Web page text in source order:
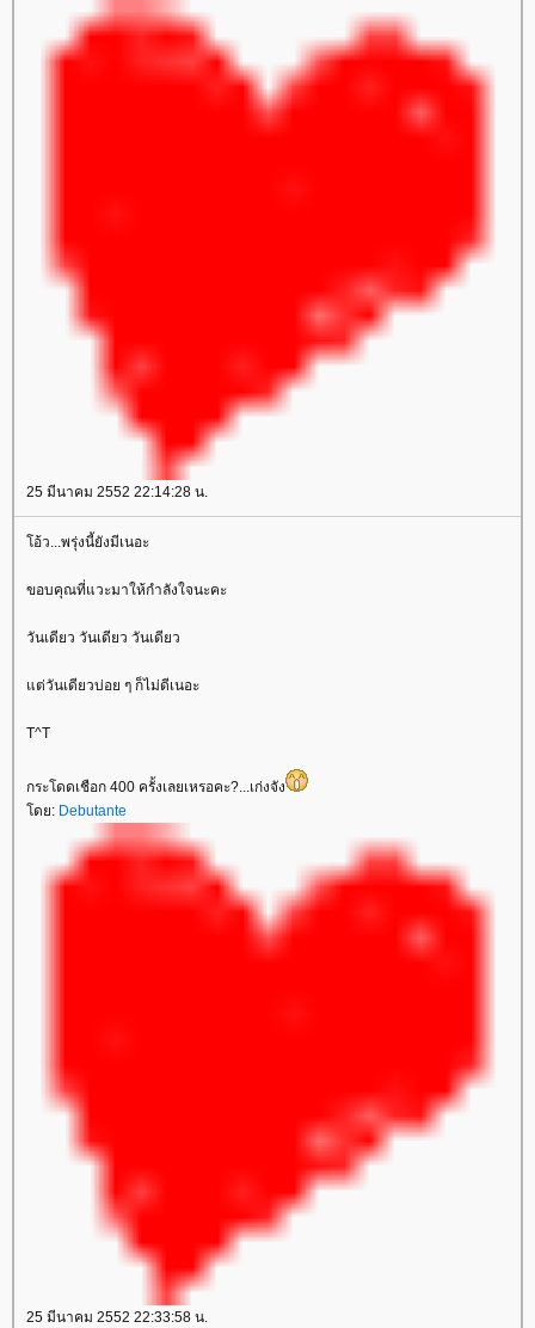
25 มีนาคม 2552 22:14:28 น.
อ้ว...พรุ่งนี้ยังมีเนอะ
ขอบคุณที่แวะมาให้กำลังใจนะคะ
วันเดียว วันเดียว วันเดียว
ต่วันเดียวบ่อย ๆ ก็ไม่ดีเนอะ
T^T
กระโดดเชือก 400 ครั้งเลยเหรอคะ?...เก่งจัง
ดย: Debutante
25 มีนาคม 2552 22:33:58 น.